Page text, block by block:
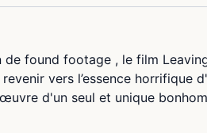
de found footage , le film
vers l’essence horrifique
d'un seul et unique